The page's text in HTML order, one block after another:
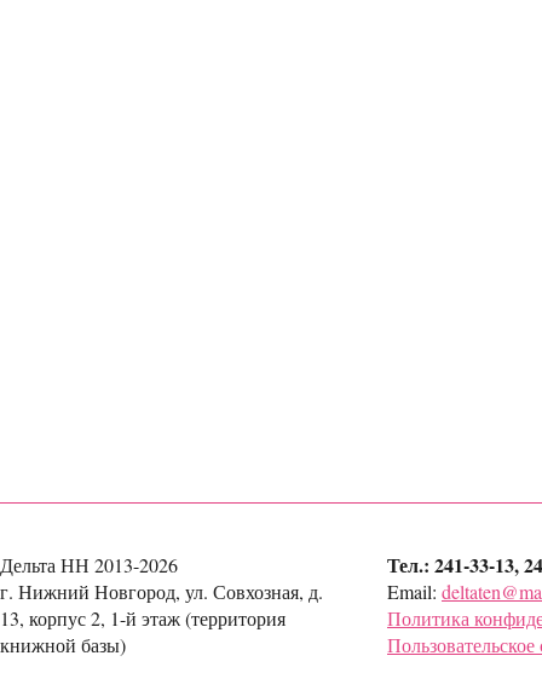
Дельта НН 2013-2026
г. Нижний Новгород, ул. Совхозная, д.
13, корпус 2, 1-й этаж (территория
книжной базы)
Тел.: 241-33-13,
Email:
Политика